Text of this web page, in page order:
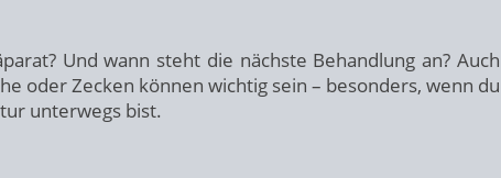
Und wann steht die nächste Behandlung an? Auch
oder Zecken können wichtig sein – besonders, wenn du
unterwegs bist.